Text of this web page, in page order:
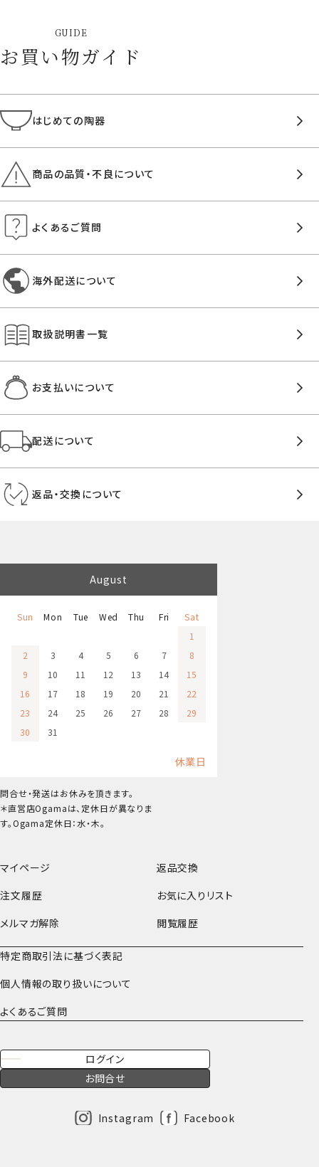
GUIDE
お買い物ガイド
はじめての陶器
商品の品質・不良について
よくあるご質問
海外配送について
取扱説明書一覧
お支払いについて
配送について
返品・交換について
マイページ
返品交換
注文履歴
お気に入りリスト
メルマガ解除
閲覧履歴
特定商取引法に基づく表記
個人情報の取り扱いについて
よくあるご質問
ログイン
お問合せ
Instagram Facebook
August
Sun Mon Tue Wed Thu Fri
Sat
1
2
3 4 5 6 7
8
9
10 11 12 13 14
15
16
17 18 19 20 21
22
23
24 25 26 27 28
29
30
31
休業日
問合せ・発送はお休みを頂きます。
＊直営店Ogamaは、定休日が異なりま
す。Ogama定休日：水・木。